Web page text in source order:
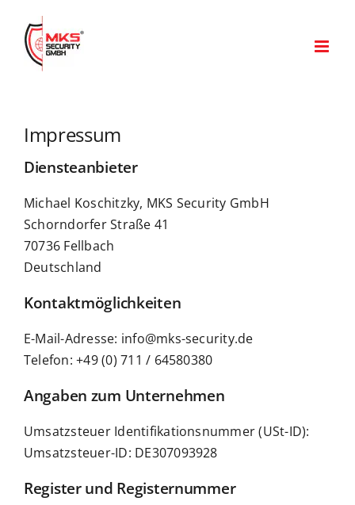
Inhalt
springen
Impressum
Diensteanbieter
Michael Koschitzky, MKS Security GmbH
Schorndorfer Straße 41
70736 Fellbach
Deutschland
Kontaktmöglichkeiten
E-Mail-Adresse: info@mks-security.de
Telefon: +49 (0) 711 / 64580380
Angaben zum Unternehmen
Umsatzsteuer Identifikationsnummer (USt-ID):
Umsatzsteuer-ID: DE307093928
Register und Registernummer